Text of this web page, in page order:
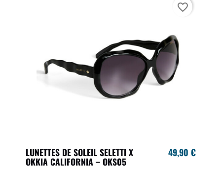
LUNETTES DE SOLEIL SELETTI X
OKKIA CALIFORNIA – OKS05
49,90 €
favorite_border